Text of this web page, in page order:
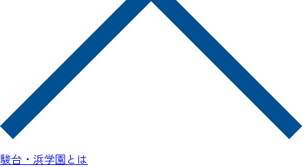
駿台・浜学園とは
灘中・神戸女学院中など関西最難関中学 はじめ、多くの
合格実績を誇る「浜学園」
※灘中・甲陽学院中・神戸女学院中・東大寺学園中・洛南高附
属中・西大和学園中・大阪星光学院中・四天王寺中等